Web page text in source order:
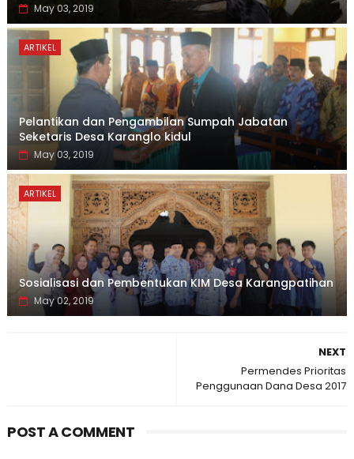
May 03, 2019
ARTIKEL
Pelantikan dan Pengambilan Sumpah Jabatan
Seketaris Desa Karanglo kidul
May 03, 2019
ARTIKEL
Sosialisasi dan Pembentukan KIM Desa Karangpatihan
May 02, 2019
NEXT
Permendes Prioritas
Penggunaan Dana Desa 2017
POST A COMMENT